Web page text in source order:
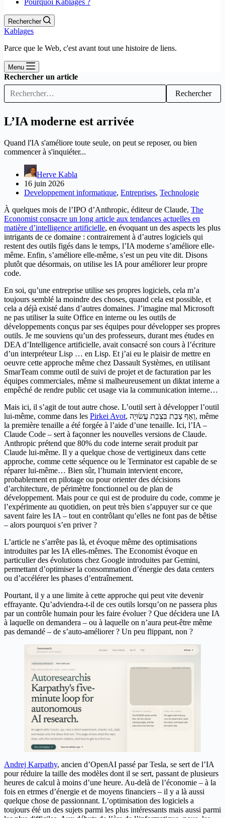
Pourquoi Kablages ?
Rechercher
Kablages
Parce que le Web, c'est avant tout une histoire de liens.
Menu
Rechercher un article
Rechercher
L’IA moderne est arrivée
Quand l'IA s'améliore toute seule, on peut se reposer, ou bien
commencer à s'inquiéter...
Herve Kabla
16 juin 2026
Developpement informatique, Entreprises, Technologie
À quelques mois de l’IPO d’Anthropic, éditeur de Claude, The
Economist consacre un long article aux tendances actuelles en
matière d’intelligence artificielle, en évoquant un des aspects les plus
intrigants de ce domaine : contrairement à d’autres logiciels qui
restent des outils figés dans le temps, l’IA moderne s’améliore elle-
même. Enfin, s’améliore elle-même, s’est un peu vite dit. Disons
plutôt que désormais, on utilise les IA pour améliorer leur propre
code.
En soi, qu’une entreprise utilise ses propres logiciels, cela m’a
toujours semblé la moindre des choses, quand cela est possible, et
cela a déjà existé dans d’autres domaines. J’imagine mal Microsoft
ne pas utiliser la suite Office en interne ou les outils de
développements conçus par ses équipes pour développer ses propres
outils. Je me souviens qu’un des professeurs, durant mes études en
DEA d’Intelligence artificielle, avait consacré son cours à l’écriture
d’un interpréteur Lisp … en Lisp. Et j’ai eu le plaisir de mettre en
oeuvre cette approche même chez Dassault Systèmes, en utilisant
SmarTeam comme outil de suivi de projet et de facturation par les
équipes commerciales, même si malheureusement un diktat interne a
empêché de rendre public cet usage via la communication interne…
Mais ici, il s’agit de tout autre chose. L’outil sert à développer l’outil
lui-même, comme dans les Pirkei Avot, וְאַף צְבַת בִּצְבַת עֲשׂוּיָה, même
la première tenaille a été forgée à l’aide d’une tenaille. Ici, l’IA –
Claude Code – sert à façonner les nouvelles versions de Claude.
Anthropic prétend que 80% du code interne serait produit par
Claude lui-même. Il y a quelque chose de vertigineux dans cette
approche, comme cette séquence ou le Terminator est capable de se
réparer lui-même… Bien sûr, l’humain intervient encore,
probablement en pilotage ou pour orienter des décisions
d’architecture, de périmètre fonctionnel ou de plan de
développement. Mais pour ce qui est de produire du code, comme je
l’expérimente au quotidien, on peut très bien s’appuyer sur ce que
savent faire les IA – tout en contrôlant qu’elles ne font pas de bêtise
– alors pourquoi s’en priver ?
L’article ne s’arrête pas là, et évoque même des optimisations
introduites par les IA elles-mêmes. The Economist évoque en
particulier des évolutions chez Google introduites par Gemini,
permettant d’optimiser la consommation d’énergie des data centers
ou d’accélérer les phases d’entraînement.
Pourtant, il y a une limite à cette approche qui peut vite devenir
effrayante. Qu’adviendra-t-il de ces outils lorsqu’on ne passera plus
par un contrôle humain pour les faire évoluer ? Que décidera une IA
à laquelle on demandera – ou à laquelle on n’aura peut-être même
pas demandé – de s’auto-améliorer ? Un peu flippant, non ?
Andrej Karpathy, ancien d’OpenAI passé par Tesla, se sert de l’IA
pour réduire la taille des modèles dont il se sert, passant de plusieurs
heures de calcul à moins d’une heure. Au-delà de l’économie – à la
fois en etrmes d’énergie et de moyens financiers – il y a là aussi
quelque chose de passionnant. L’optimisation des logiciels a
toujours été un des sujets parmi les plus intéressants mais aussi parmi